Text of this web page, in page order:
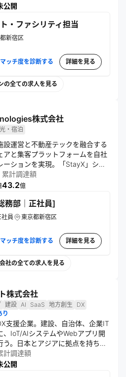
える。
公開
・ファシリティ担当
新宿区
マッチ度を診断する 詳細を見る
の全ての求人を見る
株式会社
・宿泊
設運営と不動産テックを融合する
アと集客プラットフォームを自社
ションを実現。「StayX」シス
る都市型・地方型宿泊施設ブラ
累計調達額
43.2億
務部｜正社員]
社員 東京都新宿区
マッチ度を診断する 詳細を見る
の全ての求人を見る
株式会社
建設 AI SaaS 地方創生
DX
り
支援企業。建設、自治体、企業IT
IoT/AIシステムやWebアプリ開
。日本とアジアに拠点を持ち、
運用まで一貫したサービスを提
ウドサービスを活用し、顧客に
計調達額
公開